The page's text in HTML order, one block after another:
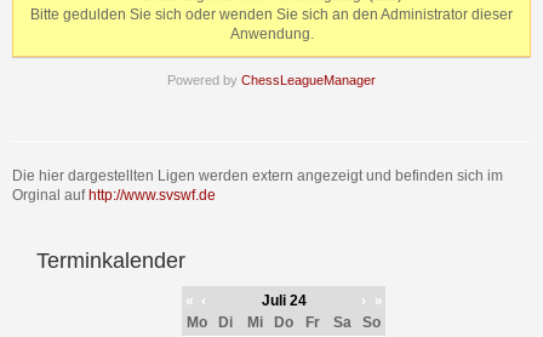
Bitte gedulden Sie sich oder wenden Sie sich an den Administrator dieser
Anwendung.
Powered by ChessLeagueManager
Die hier dargestellten Ligen werden extern angezeigt und befinden sich im
Orginal auf http://www.svswf.de
Terminkalender
« ‹ Juli 24 ›
»
Mo
Di Mi Do Fr Sa
So